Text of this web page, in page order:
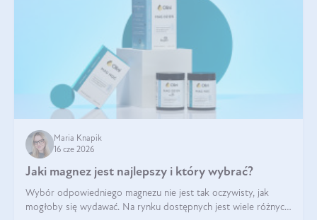
Maria Knapik
16 cze 2026
Jaki magnez jest najlepszy i który wybrać?
Wybór odpowiedniego magnezu nie jest tak oczywisty, jak
mogłoby się wydawać. Na rynku dostępnych jest wiele różnych